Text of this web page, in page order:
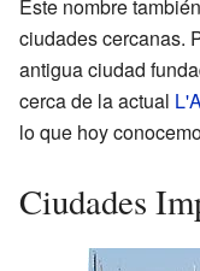
Este nombre
ciudades cercanas.
antigua ciudad
cerca de la actual
lo que hoy
Ciudades